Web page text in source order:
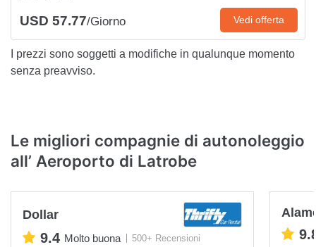
USD 57.77/Giorno Vedi offerta
I prezzi sono soggetti a modifiche in qualunque momento
senza preavviso.
Le migliori compagnie di autonoleggio
all’ Aeroporto di Latrobe
Dollar
9.4 Molto buona 500+ Recensioni